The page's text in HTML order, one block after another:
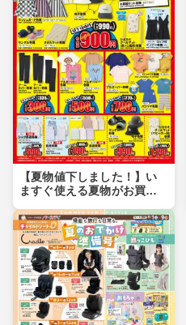
【夏物値下しました！】い
ますぐ使える夏物がお買い
チャンス！